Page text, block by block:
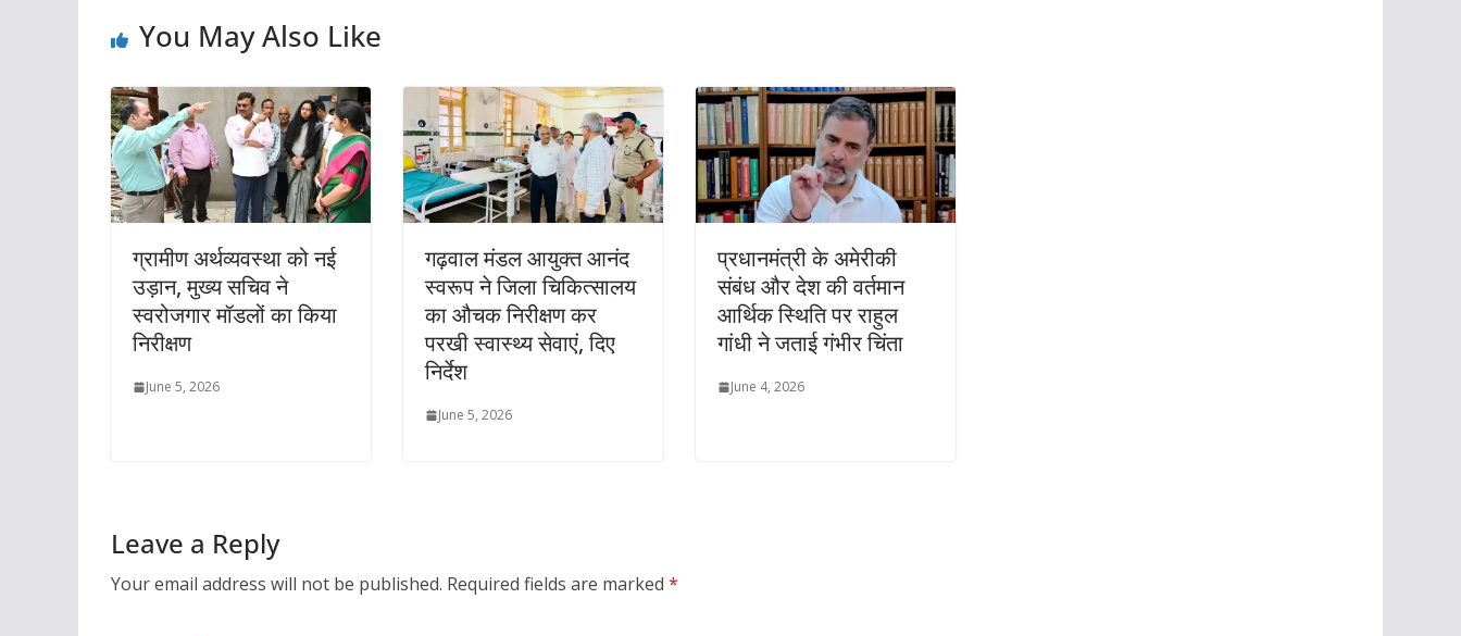
You May Also Like
ग्रामीण अर्थव्यवस्था को नई
उड़ान, मुख्य सचिव ने
स्वरोजगार मॉडलों का किया
निरीक्षण
June 5, 2026
गढ़वाल मंडल आयुक्त आनंद
स्वरूप ने जिला चिकित्सालय
का औचक निरीक्षण कर
परखी स्वास्थ्य सेवाएं, दिए
निर्देश
June 5, 2026
प्रधानमंत्री के अमेरीकी
संबंध और देश की वर्तमान
आर्थिक स्थिति पर राहुल
गांधी ने जताई गंभीर चिंता
June 4, 2026
Leave a Reply
Your email address will not be published. Required fields are marked *